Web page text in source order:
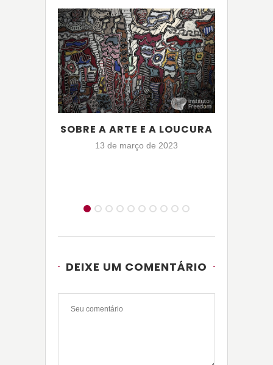
SOBRE A ARTE E A LOUCURA
13 de março de 2023
DEIXE UM COMENTÁRIO